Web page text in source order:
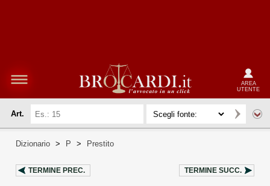
AREA
UTENTE
Art.
Dizionario > P > Prestito
TERMINE PREC. TERMINE SUCC.